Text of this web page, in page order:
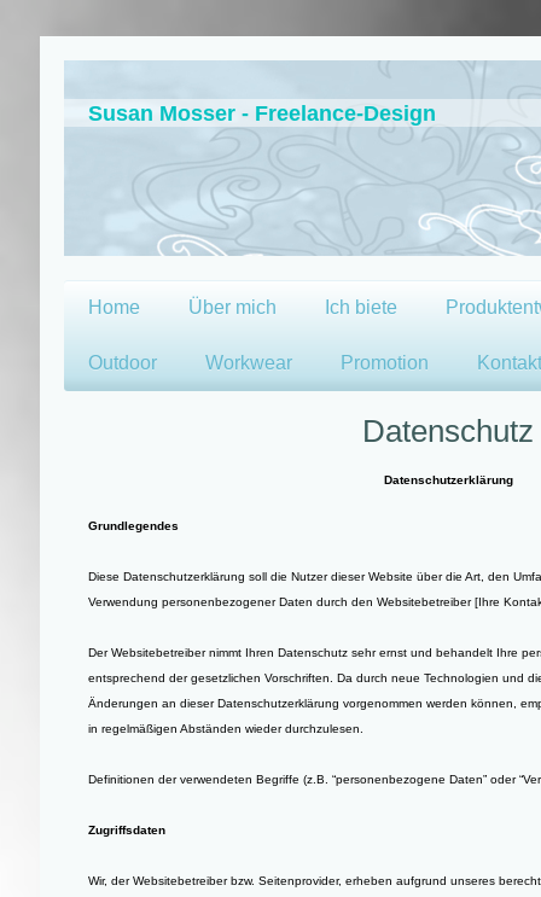
Susan Mosser - Freelance-Design
Home Über mich Ich biete
Outdoor Workwear Promotion Kontakt
Datenschutz
Datenschutzerklärung
Grundlegendes
Diese Datenschutzerklärung soll die Nutzer dieser Website über die Art, den
Verwendung personenbezogener Daten durch den Websitebetreiber [Ihre
Der Websitebetreiber nimmt Ihren Datenschutz sehr ernst und behandelt Ihre
entsprechend der gesetzlichen Vorschriften. Da durch neue Technologien und
Änderungen an dieser Datenschutzerklärung vorgenommen werden können,
in regelmäßigen Abständen wieder durchzulesen.
Definitionen der verwendeten Begriffe (z.B. “personenbezogene Daten” oder
Zugriffsdaten
Wir, der Websitebetreiber bzw. Seitenprovider, erheben aufgrund unseres